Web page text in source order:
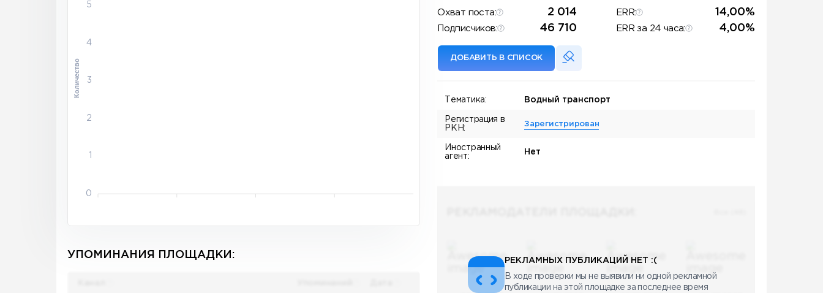
5
4
3
2
0
Количество
УПОМИНАНИЯ ПЛОЩАДКИ:
Охват поста: 2 014 ERR: 14,00%
Подписчиков: 46 710 ERR за 24 часа: 4,00%
ДОБАВИТЬ В СПИСОК
Тематика: Водный транспорт
Регистрация в
РКН:
Зарегистрирован
Иностранный
агент:
Нет
РЕКЛАМНЫХ ПУБЛИКАЦИЙ НЕТ :(
В ходе проверки мы не выявили ни одной рекламной
публикации на этой площадке за последнее время